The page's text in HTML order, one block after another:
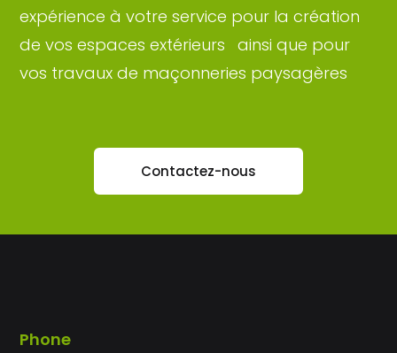
expérience à votre service pour la création
de vos espaces extérieurs ainsi que pour
vos travaux de maçonneries paysagères
Contactez-nous
Phone